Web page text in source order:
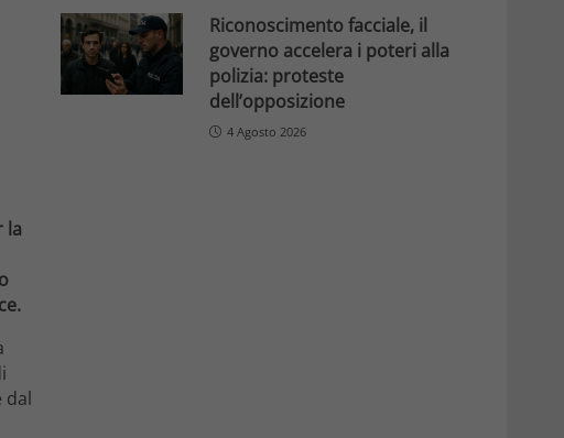
la
dal
Riconoscimento facciale, il
governo accelera i poteri alla
polizia: proteste
dell’opposizione
4 Agosto 2026